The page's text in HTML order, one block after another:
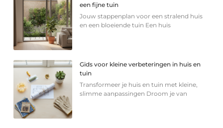
een fijne tuin
Jouw stappenplan voor een stralend huis
en een bloeiende tuin Een huis
Gids voor kleine verbeteringen in huis en
tuin
Transformeer je huis en tuin met kleine,
slimme aanpassingen Droom je van